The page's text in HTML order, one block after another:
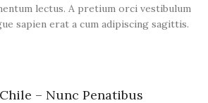
lectus. A pretium orci vestibulum
sapien erat a cum adipiscing sagittis.
– Nunc Penatibus